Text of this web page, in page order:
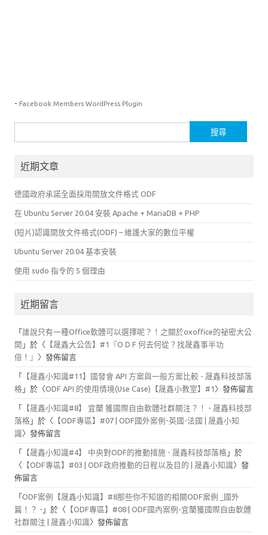
- Facebook Members WordPress Plugin
尋
鍵近期文章
德國政府承諾全面採用開放文件格式 ODF
在 Ubuntu Server 20.04 安裝 Apache + MariaDB + PHP
(短片)認識開放文件格式(ODF) – 維護大家的數位平權
Ubuntu Server 20.04 基本安裝
使用 sudo 指令的 5 個理由
近期留言
「 誰說只有一種Office軟體可以選擇呢？！之關於oxoffice的祕密大公
開 」於〈 【晟鑫大公告】#1『O D F 何去何從？找晟鑫事半功
倍！』 〉發佈留言
「
【晟鑫小知識#11】國發會 API 方案與一般方案比較 - 晟鑫科技部落
格 」於〈ODF API 的使用情境(Use Case)【晟鑫小教室】#1 〉發佈留言
「
【晟鑫小知識#8】 宜蘭 獲國際自由軟體社群關注？！ - 晟鑫科技部
落格 」於〈 【ODF專區】#07 | ODF國外案例-英國-法國 | 晟鑫小知
識〉發佈留言
「 【晟鑫小知識#4】 中央對ODF的推動措施 - 晟鑫科技部落格 」於
〈 【ODF專區】#03 | ODF政府推動的日程以及目的 | 晟鑫小知識〉發
佈留言
「 ODF案例【晟鑫小知識】#8那些你不知道的相關ODF案例 _國外
篇！？ - 」於〈 【ODF專區】#08 | ODF國內案例-宜蘭獲國際自由軟體
社群關注 | 晟鑫小知識〉發佈留言